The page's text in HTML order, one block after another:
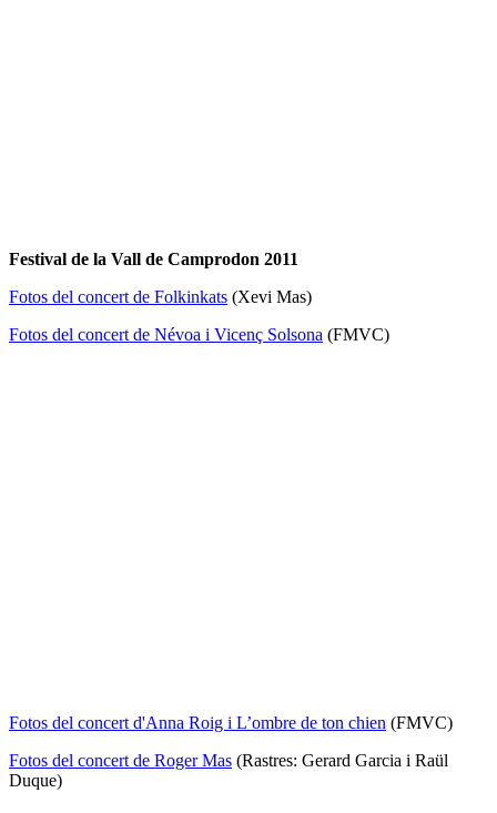
Festival de la Vall de Camprodon 2011
Fotos del concert de Folkinkats (Xevi Mas)
Fotos del concert de Névoa i Vicenç Solsona (FMVC)
Fotos del concert d'Anna Roig i L’ombre de ton chien (FMVC)
Fotos del concert de Roger Mas (Rastres: Gerard Garcia i Raül
Duque)